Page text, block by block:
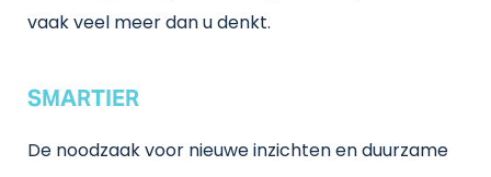
vaak veel meer dan u denkt.
SMARTIER
De noodzaak voor nieuwe inzichten en duurzame